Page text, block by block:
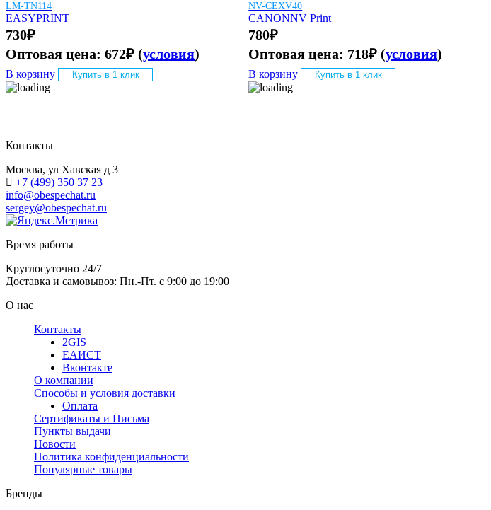
LM-TN114
EASYPRINT
730₽
Оптовая цена: 672₽ (условия)
В корзину Купить в 1 клик
NV-CEXV40
CANONNV Print
780₽
Оптовая цена: 718₽ (условия)
В корзину Купить в 1 клик
Контакты
Москва, ул Хавская д 3
+7 (499) 350 37 23
info@obespechat.ru
sergey@obespechat.ru
Время работы
Круглосуточно 24/7
Доставка и самовывоз: Пн.-Пт. с 9:00 до 19:00
О нас
Контакты
2GIS
ЕАИСТ
Вконтакте
О компании
Способы и условия доставки
Оплата
Сертификаты и Письма
Пункты выдачи
Новости
Политика конфиденциальности
Популярные товары
Бренды